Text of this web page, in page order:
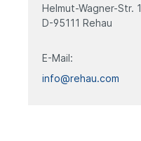
Helmut-Wagner-Str. 1
D-95111 Rehau
E-Mail:
info@rehau.com